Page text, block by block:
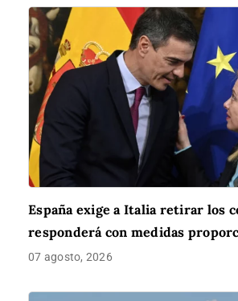
España exige a Italia retirar los
responderá con medidas
07 agosto, 2026